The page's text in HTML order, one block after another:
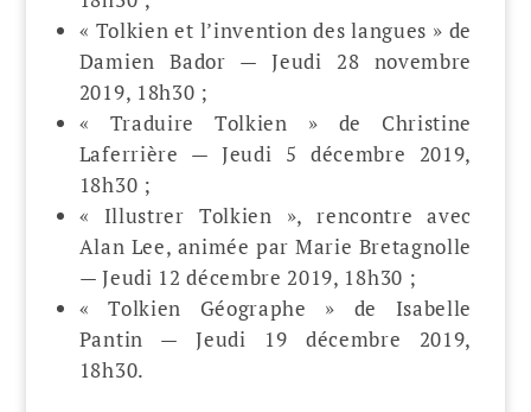
« Tolkien et l’invention des langues » de
Damien Bador — Jeudi 28 novembre
2019, 18h30 ;
« Traduire Tolkien » de Christine
Laferrière — Jeudi 5 décembre 2019,
18h30 ;
« Illustrer Tolkien », rencontre avec
Alan Lee, animée par Marie Bretagnolle
— Jeudi 12 décembre 2019, 18h30 ;
« Tolkien Géographe » de Isabelle
Pantin — Jeudi 19 décembre 2019,
18h30.